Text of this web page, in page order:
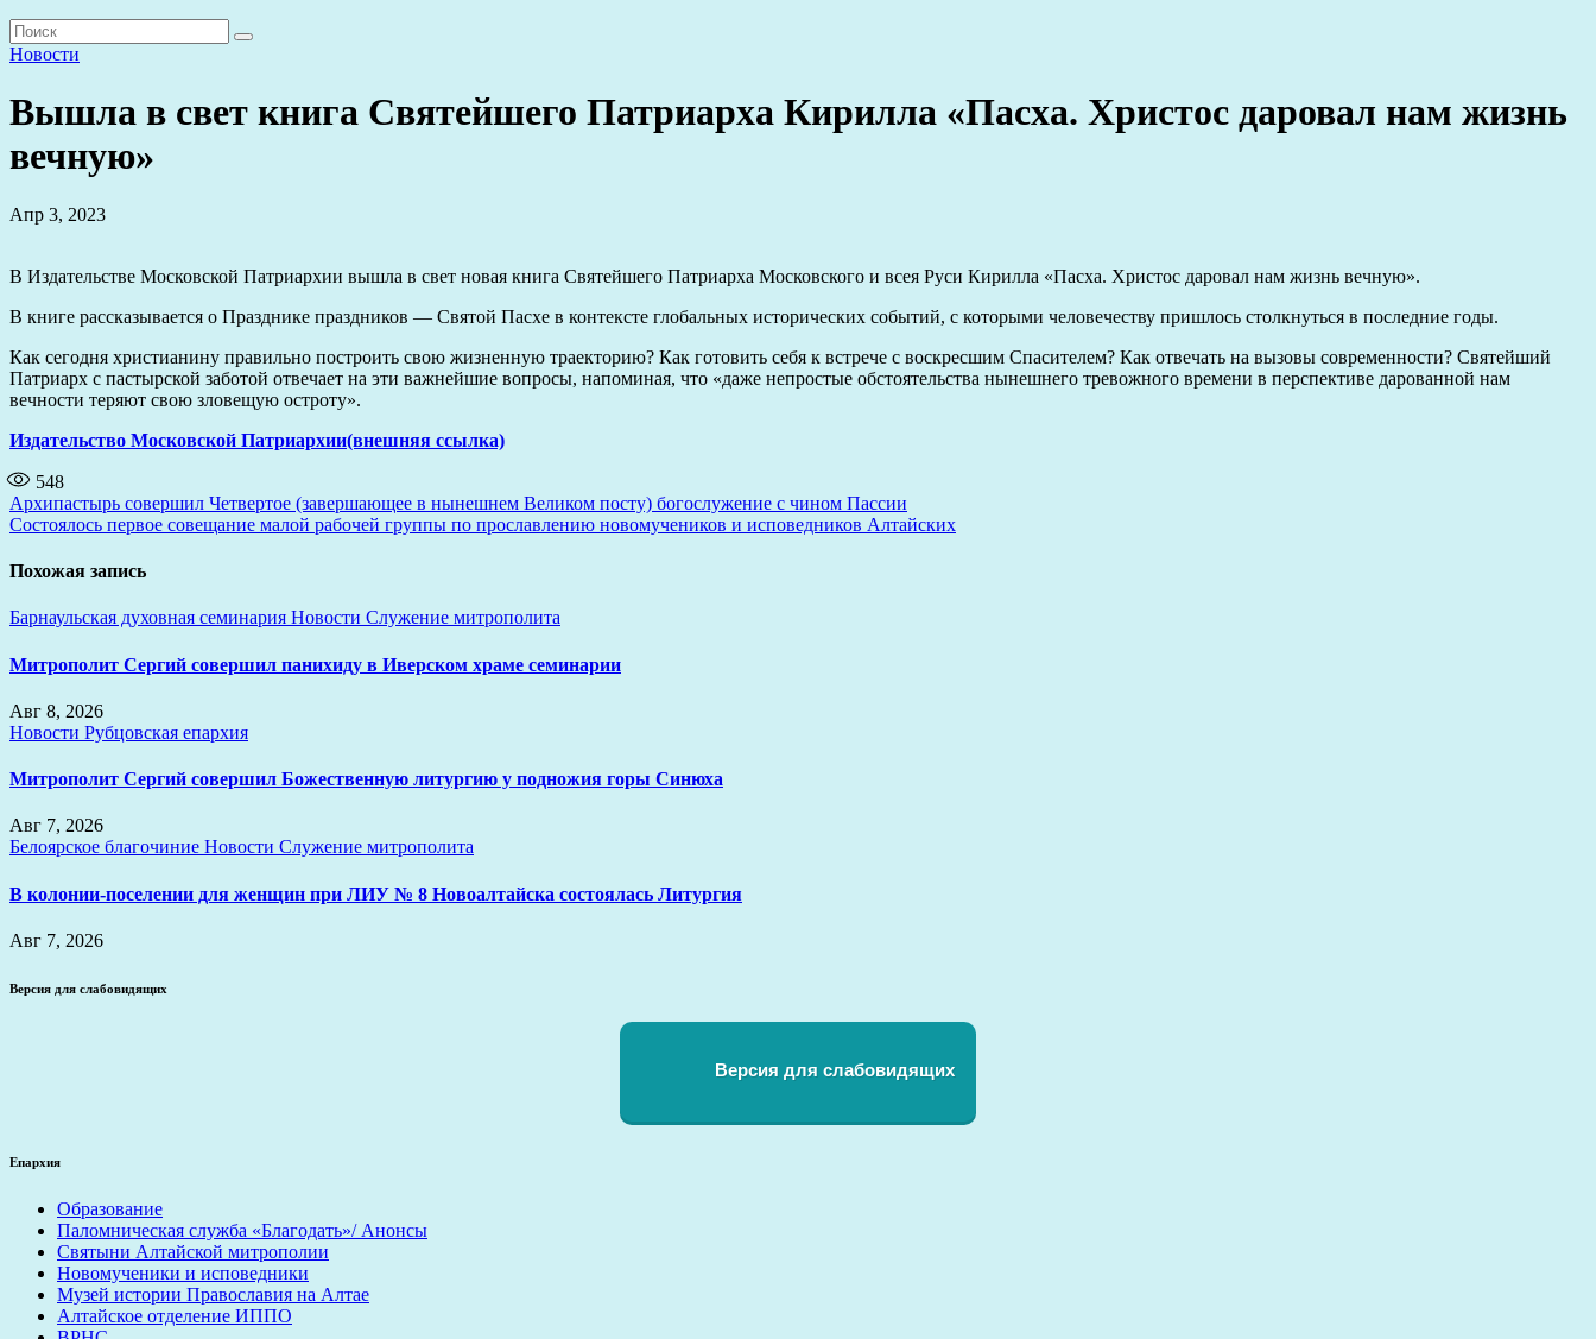
Новости
Вышла в свет книга Святейшего Патриарха Кирилла «Пасха. Христос даровал нам жизнь
вечную»
Апр 3, 2023
В Издательстве Московской Патриархии вышла в свет новая книга Святейшего Патриарха Московского и всея Руси Кирилла «Пасха. Христос даровал нам жизнь вечную».
В книге рассказывается о Празднике праздников — Святой Пасхе в контексте глобальных исторических событий, с которыми человечеству пришлось столкнуться в последние годы.
Как сегодня христианину правильно построить свою жизненную траекторию? Как готовить себя к встрече с воскресшим Спасителем? Как отвечать на вызовы современности? Святейший
Патриарх с пастырской заботой отвечает на эти важнейшие вопросы, напоминая, что «даже непростые обстоятельства нынешнего тревожного времени в перспективе дарованной нам
вечности теряют свою зловещую остроту».
Издательство Московской Патриархии(внешняя ссылка)
548
Навигация
по
записям
Архипастырь совершил Четвертое (завершающее в нынешнем Великом посту) богослужение с чином Пассии
Состоялось первое совещание малой рабочей группы по прославлению новомучеников и исповедников Алтайских
Похожая запись
Барнаульская духовная семинария Новости Служение митрополита
Митрополит Сергий совершил панихиду в Иверском храме семинарии
Авг 8, 2026
Новости Рубцовская епархия
Митрополит Сергий совершил Божественную литургию у подножия горы Синюха
Авг 7, 2026
Белоярское благочиние Новости Служение митрополита
В колонии-поселении для женщин при ЛИУ № 8 Новоалтайска состоялась Литургия
Авг 7, 2026
Версия для слабовидящих
Версия для слабовидящих
Епархия
Образование
Паломническая служба «Благодать»/ Анонсы
Святыни Алтайской митрополии
Новомученики и исповедники
Музей истории Православия на Алтае
Алтайское отделение ИППО